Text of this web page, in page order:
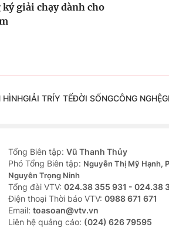
ký giải chạy dành cho
HÌNHGIẢI TRÍY TẾĐỜI SỐNGCÔNG NGHỆ
Tổng Biên tập: Vũ Thanh Thủy
Phó Tổng Biên tập: Nguyễn Thị Mỹ Hạnh,
Nguyễn Trọng Ninh
Tổng đài VTV: 024.38 355 931 - 024.38
Ðiện thoại Thời báo VTV: 0988 671 671
Email: toasoan@vtv.vn
Liên hệ quảng cáo: (024) 626 79595